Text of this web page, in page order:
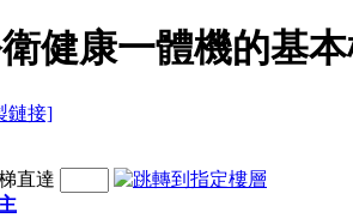
健康一體機的基
鏈接]
直達